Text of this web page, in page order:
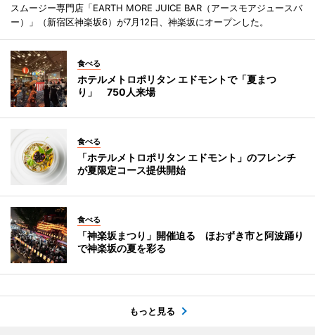
スムージー専門店「EARTH MORE JUICE BAR（アースモアジュースバ
ー）」（新宿区神楽坂6）が7月12日、神楽坂にオープンした。
食べる
ホテルメトロポリタン エドモントで「夏まつ
り」 750人来場
食べる
「ホテルメトロポリタン エドモント」のフレンチ
が夏限定コース提供開始
食べる
「神楽坂まつり」開催迫る ほおずき市と阿波踊り
で神楽坂の夏を彩る
もっと見る